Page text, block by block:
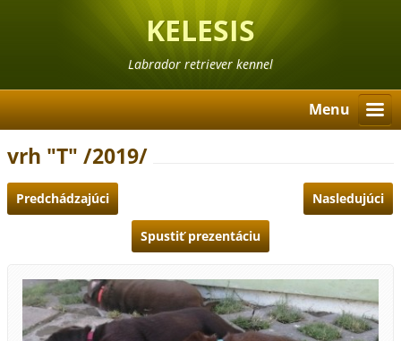
KELESIS
Labrador retriever kennel
Menu
vrh "T" /2019/
Predchádzajúci Nasledujúci
Spustiť prezentáciu